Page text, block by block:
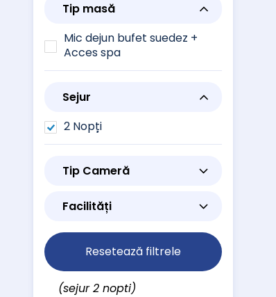
Tip masă
Mic dejun bufet suedez +
Acces spa
Sejur
2 Nopți
Tip Cameră
Facilități
Resetează filtrele
(sejur 2 nopti)